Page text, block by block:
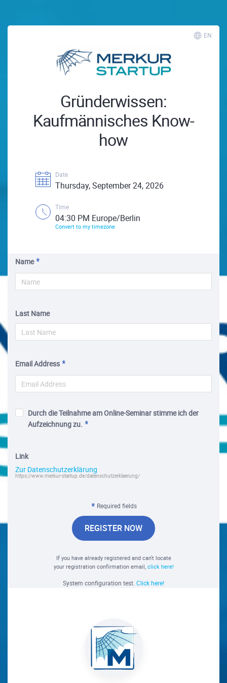
EN
Gründerwissen:
Kaufmännisches Know-
how
Date
Thursday, September 24, 2026
Time
04:30 PM Europe/Berlin
Convert to my timezone
Name
Last Name
Email Address
Durch die Teilnahme am Online-Seminar stimme ich der
Aufzeichnung zu.
Link
Zur Datenschutzerklärung
https://www.merkur-startup.de/datenschutzerklaerung/
Required fields
REGISTER NOW
If you have already registered and can't locate
your registration confirmation email, click here!
System configuration test. Click here!